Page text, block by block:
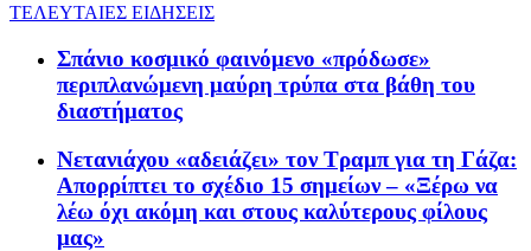
ΤΕΛΕΥΤΑΙΕΣ ΕΙΔΗΣΕΙΣ
Σπάνιο κοσμικό φαινόμενο «πρόδωσε»
περιπλανώμενη μαύρη τρύπα στα βάθη του
διαστήματος
Νετανιάχου «αδειάζει» τον Τραμπ για τη Γάζα:
Απορρίπτει το σχέδιο 15 σημείων – «Ξέρω να
λέω όχι ακόμη και στους καλύτερους φίλους
μας»